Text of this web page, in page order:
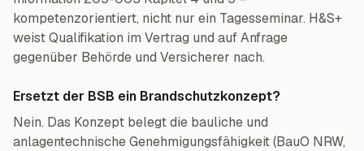
kompetenzorientiert, nicht nur ein Tagesseminar. H&S+
weist Qualifikation im Vertrag und auf Anfrage
gegenüber Behörde und Versicherer nach.
Ersetzt der BSB ein Brandschutzkonzept?
Nein. Das Konzept belegt die bauliche und
anlagentechnische Genehmigungsfähigkeit (BauO NRW,